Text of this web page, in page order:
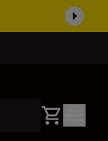
Basket